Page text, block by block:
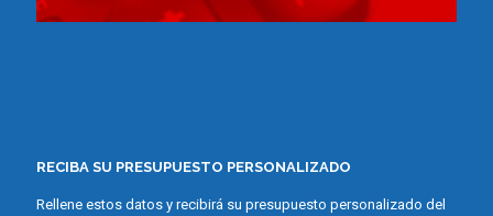
RECIBA SU PRESUPUESTO PERSONALIZADO
Rellene estos datos y recibirá su presupuesto personalizado del